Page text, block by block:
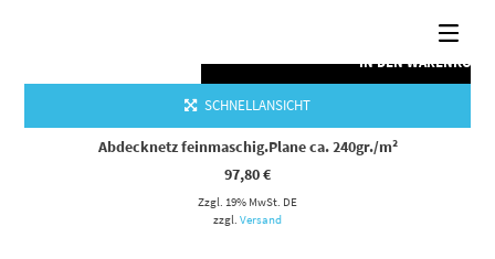
IN DEN WARENKORB
SCHNELLANSICHT
Abdecknetz feinmaschig.Plane ca. 240gr./m²
97,80€
Zzgl. 19% MwSt. DE
zzgl. Versand